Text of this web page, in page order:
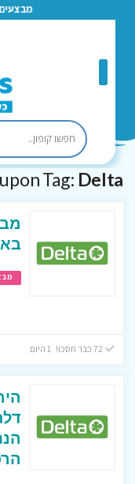
מבצעים ל
Tag: Delta קוד קופון
72 כבר חסכו! 1 היום